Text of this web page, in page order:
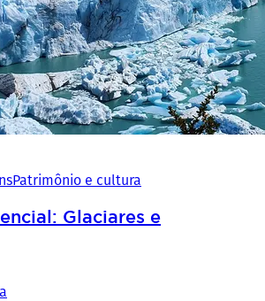
Patrimônio e cultura
Glaciares e